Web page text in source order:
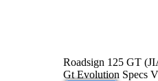
Roadsign 125 GT
Gt Evolution Specs